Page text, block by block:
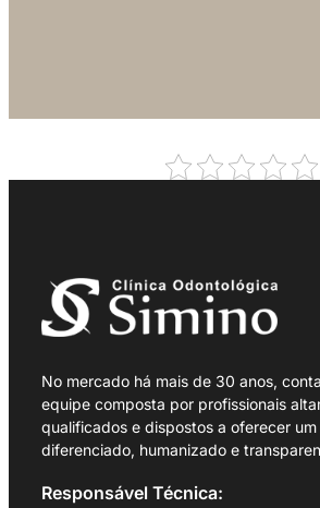
No mercado há mais de 30 anos,
equipe composta por profissionais
qualificados e dispostos a oferecer
diferenciado, humanizado e
Responsável Técnica: